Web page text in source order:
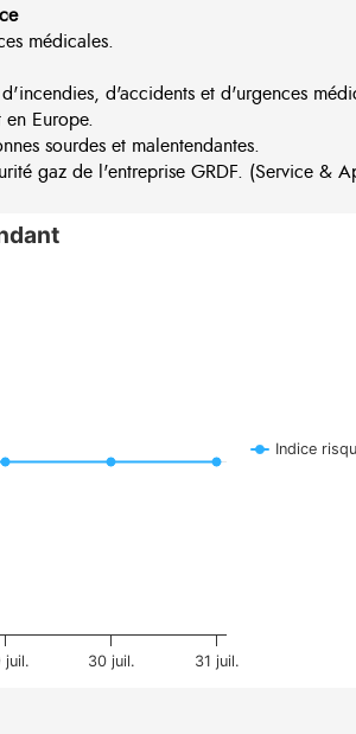
médicales.
d'accidents et d'urgences
Europe.
sourdes et malentendantes.
gaz de l'entreprise GRDF. (Service &
Indice
juil. 30 juil. 31 juil.